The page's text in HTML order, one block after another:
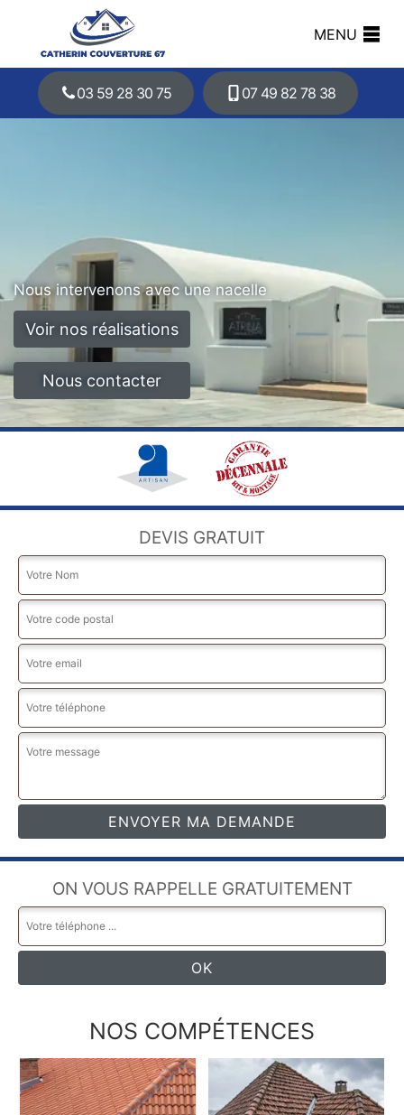
MENU
03 59 28 30 75 07 49 82 78 38
Nous intervenons avec une nacelle
Voir nos réalisations
Nous contacter
DEVIS GRATUIT
ON VOUS RAPPELLE GRATUITEMENT
NOS COMPÉTENCES